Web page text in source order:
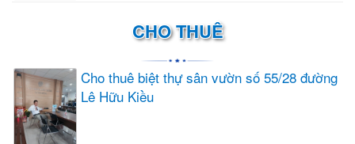
CHO THUÊ
Cho thuê biệt thự sân vườn số 55/28 đường
Lê Hữu Kiều